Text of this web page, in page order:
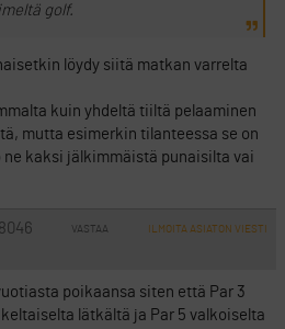
golf.
löydy siitä matkan varrelta
kuin yhdeltä tiiltä pelaaminen
mutta esimerkin tilanteessa se on
kaksi jälkimmäistä punaisilta vai
VASTAA ILMOITA ASIATON VIESTI
poikaansa siten että Par 3
lätkältä ja Par 5 valkoiselta